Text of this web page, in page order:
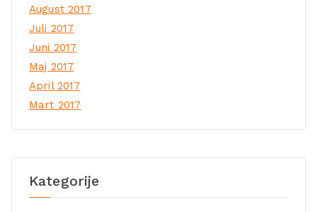
August 2017
Juli 2017
Juni 2017
Maj 2017
April 2017
Mart 2017
Kategorije